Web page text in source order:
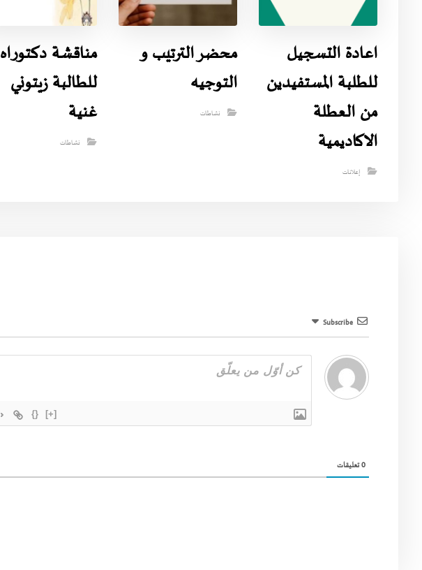
اعادة التسجيل
للطلبة المستفيدين
من العطلة
الاكاديمية
إعلانات
محضر الترتيب و
التوجيه
نشاطات
مناقشة دكتوراه
للطالبة زيتوني
غنية
نشاطات
Subscribe
{} [+]
0تعليقات